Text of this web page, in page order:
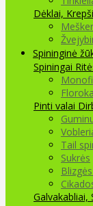
Dėklai,
Spininginė
Spiningai
Pinti valai
Tail
Sukrės
Galvakabliai,